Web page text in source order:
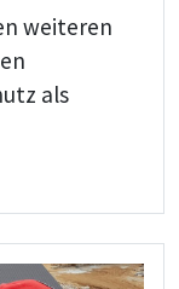
weiteren
als